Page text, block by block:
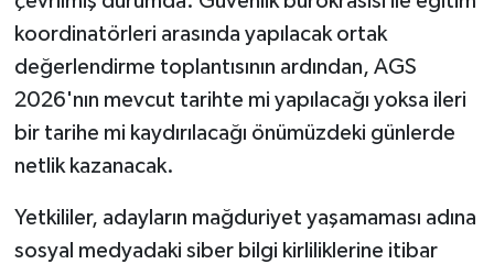
koordinatörleri arasında yapılacak ortak
değerlendirme toplantısının ardından, AGS
2026'nın mevcut tarihte mi yapılacağı yoksa ileri
bir tarihe mi kaydırılacağı önümüzdeki günlerde
netlik kazanacak.
Yetkililer, adayların mağduriyet yaşamaması adına
sosyal medyadaki siber bilgi kirliliklerine itibar